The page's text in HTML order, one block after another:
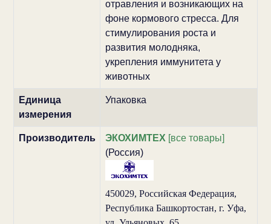
отравления и возникающих на
фоне кормового стресса. Для
стимулирования роста и
развития молодняка,
укрепления иммунитета у
животных
Единица
измерения
Упаковка
Производитель ЭКОХИМТЕХ [все товары]
(Россия)
450029, Российская Федерация,
Республика Башкортостан, г. Уфа,